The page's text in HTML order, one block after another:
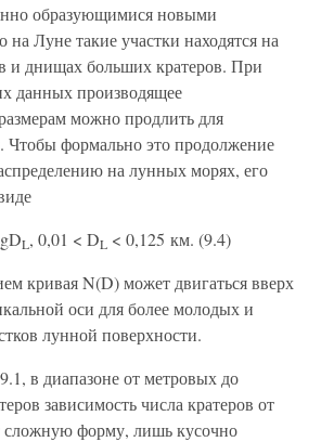
образующимися новыми
Луне такие участки находятся на
и днищах больших кратеров. При
данных производящее
можно продлить для
Чтобы формально это продолжение
на лунных морях, его
L, 0,01 < DL < 0,125 км. (9.4)
кривая N(D) может двигаться вверх
оси для более молодых и
лунной поверхности.
в диапазоне от метровых до
зависимость числа кратеров от
сложную форму, лишь кусочно